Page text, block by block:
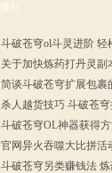
行
斗破苍穹ol斗灵进阶 轻
关于加快炼药打丹灵副
简谈斗破苍穹扩展包裹
杀人越货技巧 斗破苍
斗破苍穹OL神器获得
官网异火吞噬大比拼活
斗破苍穹另类赚钱法